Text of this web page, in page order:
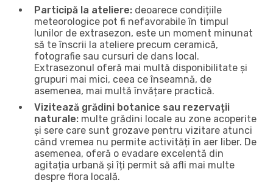
Participă la ateliere: deoarece condițiile
meteorologice pot fi nefavorabile în timpul
lunilor de extrasezon, este un moment minunat
să te înscrii la ateliere precum ceramică,
fotografie sau cursuri de dans local.
Extrasezonul oferă mai multă disponibilitate și
grupuri mai mici, ceea ce înseamnă, de
asemenea, mai multă învățare practică.
Vizitează grădini botanice sau rezervații
naturale: multe grădini locale au zone acoperite
și sere care sunt grozave pentru vizitare atunci
când vremea nu permite activități în aer liber. De
asemenea, oferă o evadare excelentă din
agitația urbană și îți permit să afli mai multe
despre flora locală.